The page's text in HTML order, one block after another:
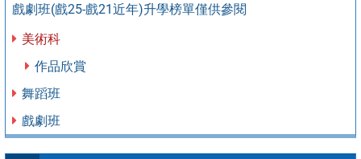
戲劇班(戲25-戲21近年)升學榜單僅供參閱
美術科
作品欣賞
舞蹈班
戲劇班